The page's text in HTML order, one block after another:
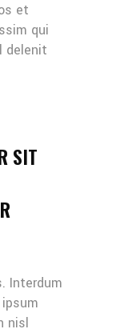
et
qui
delenit
SIT
Interdum
nisl